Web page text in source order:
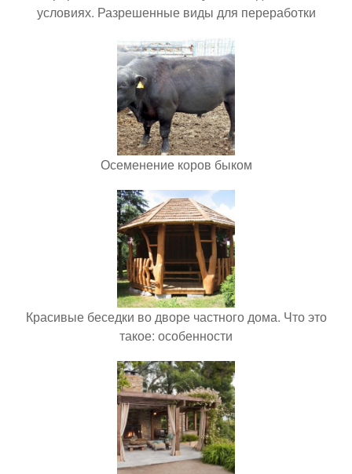
условиях. Разрешенные виды для переработки
Осеменение коров быком
Красивые беседки во дворе частного дома. Что это
такое: особенности